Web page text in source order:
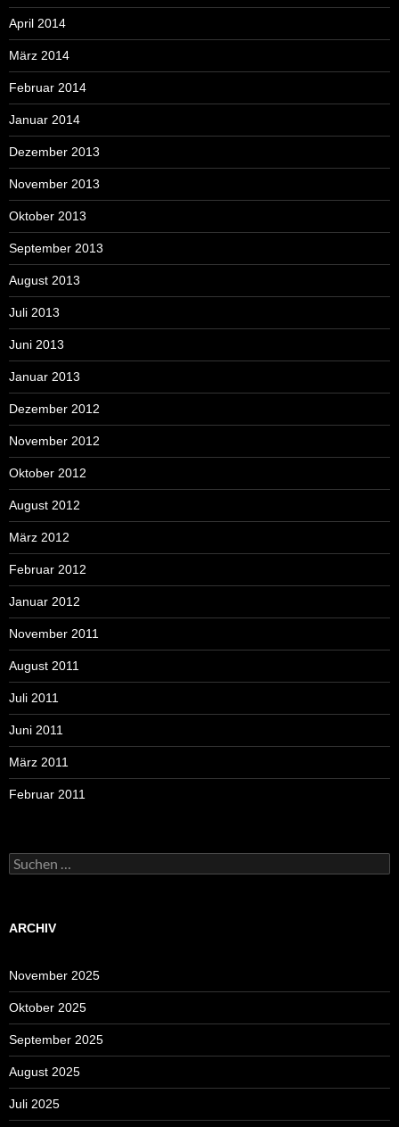
April 2014
März 2014
Februar 2014
Januar 2014
Dezember 2013
November 2013
Oktober 2013
September 2013
August 2013
Juli 2013
Juni 2013
Januar 2013
Dezember 2012
November 2012
Oktober 2012
August 2012
März 2012
Februar 2012
Januar 2012
November 2011
August 2011
Juli 2011
Juni 2011
März 2011
Februar 2011
Suchen
nach:
ARCHIV
November 2025
Oktober 2025
September 2025
August 2025
Juli 2025